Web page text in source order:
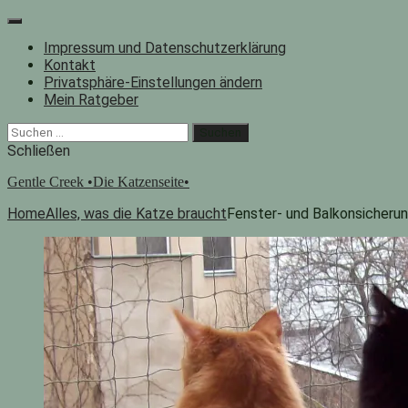
Zum
springenImpressum und Datenschutzerklärung
Kontakt
Privatsphäre-Einstellungen ändern
Mein Ratgeber
Facebook
Instagram
"Suche"-
Button
Suchen
nach:
Schließen
Gentle Creek •Die Katzenseite•
HomeAlles, was die Katze brauchtFenster- und